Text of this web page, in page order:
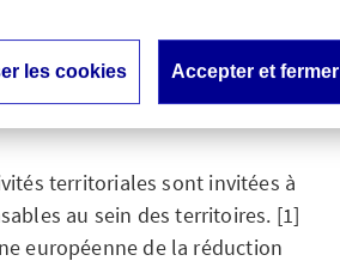
territoriales sont invitées à
au sein des territoires. [1]
européenne de la réduction
les cookies Accepter et fermer